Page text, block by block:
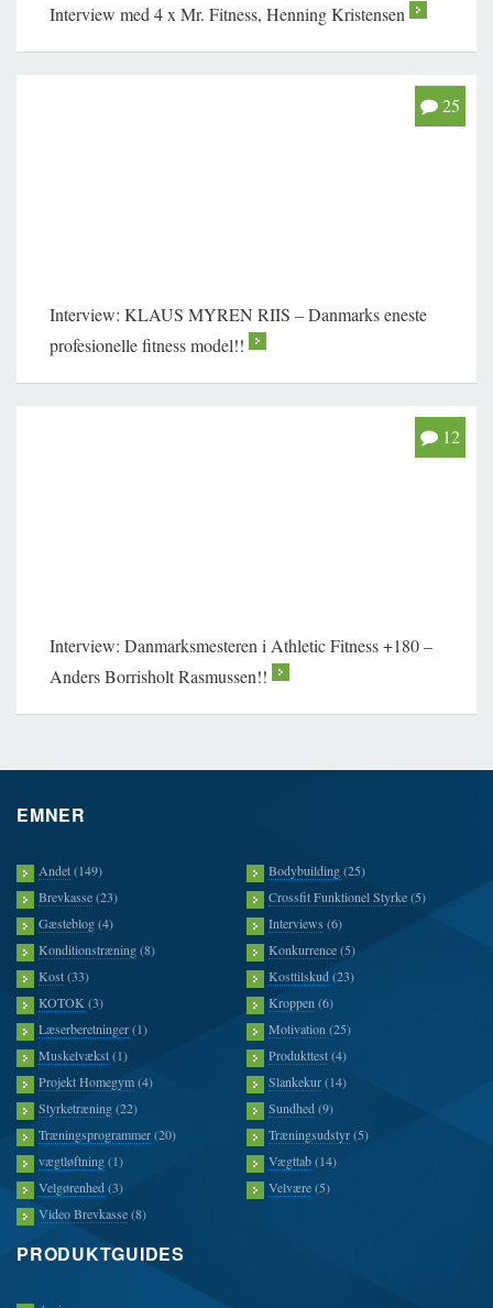
Interview med 4 x Mr. Fitness, Henning Kristensen
Interview: KLAUS MYREN RIIS – Danmarks eneste
profesionelle fitness model!!
25
Interview: Danmarksmesteren i Athletic Fitness +180 –
Anders Borrisholt Rasmussen!!
12
EMNER
Andet(149) Bodybuilding(25)
Brevkasse(23) Crossfit Funktionel Styrke(5)
Gæsteblog(4) Interviews (6)
Konditionstræning(8) Konkurrence(5)
Kost(33) Kosttilskud (23)
KOTOK (3) Kroppen (6)
Læserberetninger(1) Motivation (25)
Muskelvækst(1) Produkttest(4)
Projekt Homegym(4) Slankekur(14)
Styrketræning(22) Sundhed (9)
Træningsprogrammer(20) Træningsudstyr(5)
vægtløftning(1) Vægttab(14)
Velgørenhed (3) Velvære(5)
Video Brevkasse(8)
PRODUKTGUIDES